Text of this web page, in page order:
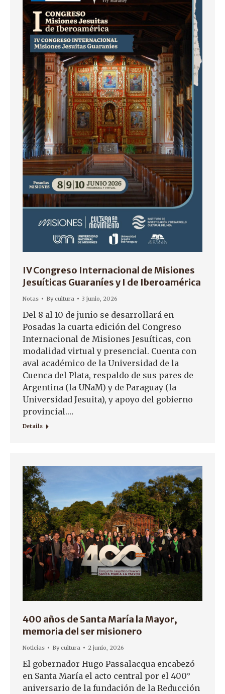
IV Congreso Internacional de Misiones
Jesuíticas Guaraníes y I de Iberoamérica
Notas Bycultura 3 junio, 2026
Del 8 al 10 de junio se desarrollará en
Posadas la cuarta edición del Congreso
Internacional de Misiones Jesuíticas, con
modalidad virtual y presencial. Cuenta con
aval académico de la Universidad de la
Cuenca del Plata, respaldo de sus pares de
Argentina (la UNaM) y de Paraguay (la
Universidad Jesuita), y apoyo del gobierno
provincial.…
Details
400 años de Santa María la Mayor,
memoria del ser misionero
Noticias Bycultura 2 junio, 2026
El gobernador Hugo Passalacqua encabezó
en Santa María el acto central por el 400°
aniversario de la fundación de la Reducción